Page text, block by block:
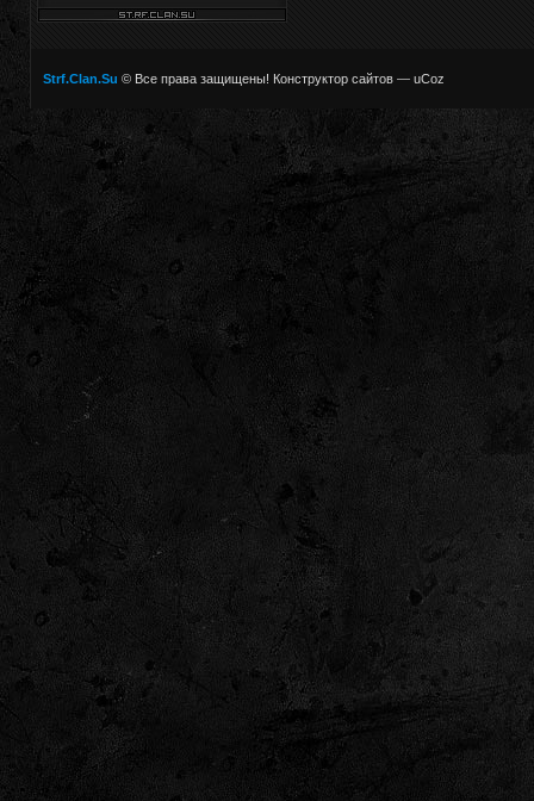
Strf.Clan.Su © Все права защищены! Конструктор сайтов— uCoz